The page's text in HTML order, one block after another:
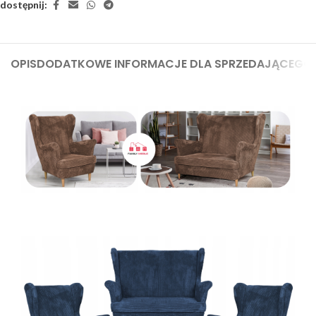
OPISDODATKOWE INFORMACJE DLA SPRZEDAJĄCEGO